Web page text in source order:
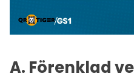
A. Förenklad